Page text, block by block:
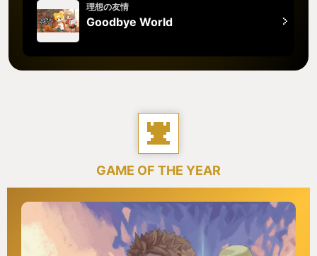
理想の友情
Goodbye World
GAME OF THE YEAR